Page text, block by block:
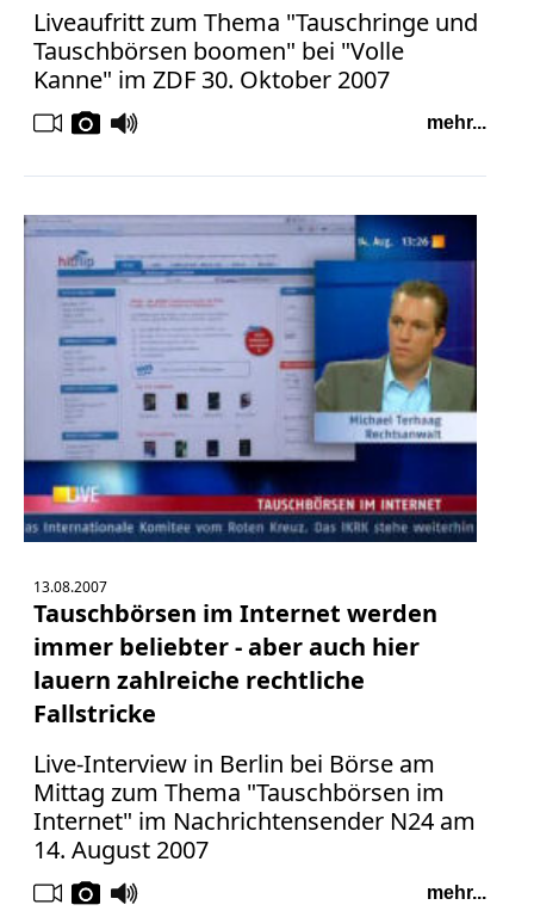
Liveaufritt zum Thema "Tauschringe und
Tauschbörsen boomen" bei "Volle
Kanne" im ZDF 30. Oktober 2007
mehr...
13.08.2007
Tauschbörsen im Internet werden
immer beliebter - aber auch hier
lauern zahlreiche rechtliche
Fallstricke
Live-Interview in Berlin bei Börse am
Mittag zum Thema "Tauschbörsen im
Internet" im Nachrichtensender N24 am
14. August 2007
mehr...
Wettbewerbsrecht
ZDF
print